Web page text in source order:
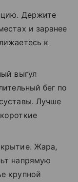
Держите
и заранее
к
выгул
бег по
Лучше
Жара,
напрямую
крупной